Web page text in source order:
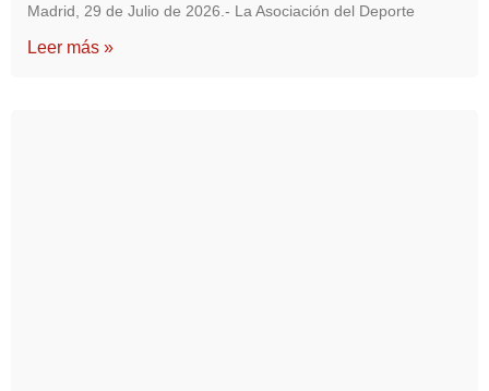
Madrid, 29 de Julio de 2026.- La Asociación del Deporte
Leer más »